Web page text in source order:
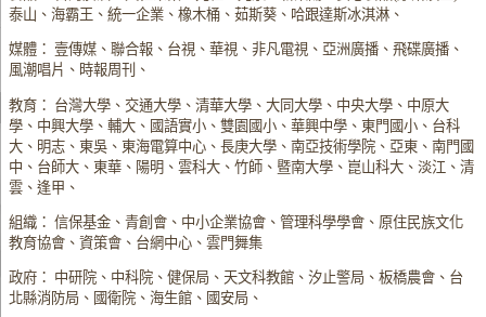
泰山、海霸王、統一企業、橡木桶、茹斯葵、哈跟達斯冰淇淋、
媒體： 壹傳媒、聯合報、台視、華視、非凡電視、亞洲廣播、飛碟廣播、
風潮唱片、時報周刊、
教育： 台灣大學、交通大學、清華大學、大同大學、中央大學、中原大
學、中興大學、輔大、國語實小、雙園國小、華興中學、東門國小、台科
大、明志、東吳、東海電算中心、長庚大學、南亞技術學院、亞東、南門國
中、台師大、東華、陽明、雲科大、竹師、暨南大學、崑山科大、淡江、清
雲、逢甲、
組織： 信保基金、青創會、中小企業協會、管理科學學會、原住民族文化
教育協會、資策會、台網中心、雲門舞集
政府： 中研院、中科院、健保局、天文科教館、汐止警局、板橋農會、台
北縣消防局、國衛院、海生館、國安局、